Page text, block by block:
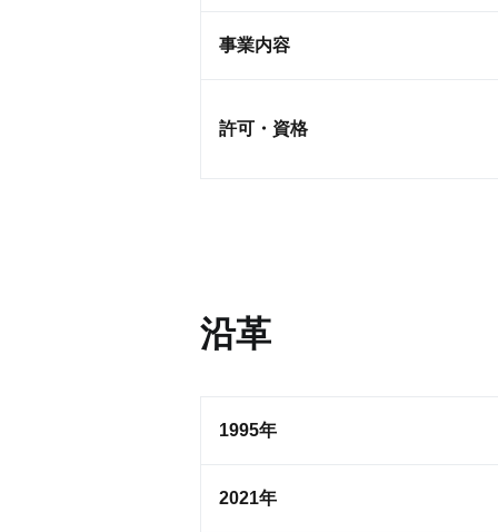
事業内容
許可・資格
沿革
1995年
2021年